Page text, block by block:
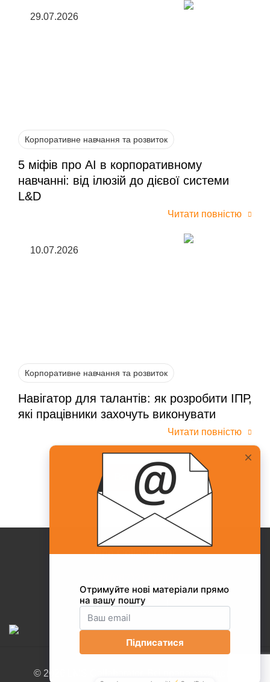
29.07.2026
Корпоративне навчання та розвиток
5 міфів про AI в корпоративному
навчанні: від ілюзій до дієвої системи
L&D
Читати повністю
10.07.2026
Корпоративне навчання та розвиток
Навігатор для талантів: як розробити ІПР,
які працівники захочуть виконувати
Читати повністю
Всі статті
Про Collaborator
© 2026 LMS Collaborator. Всі права захищені.